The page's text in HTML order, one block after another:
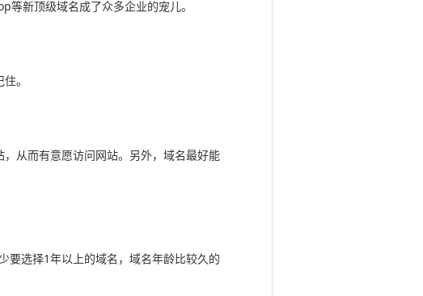
新顶级域名成了众多企业的宠儿。
。
从而有意愿访问网站。另外，域名最好能
要选择1年以上的域名，域名年龄比较久的